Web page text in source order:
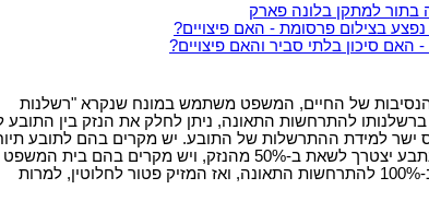
בתור למתקן בלונה פארק
נפצע בצילום פרסומת - האם פיצויים?
האם סיכון בלתי סביר והאם פיצויים?
הנסיבות של החיים, המשפט משתמש במונח שנקרא "רשלנות
להתרחשות התאונה, ניתן לחלק את הנזק בין התובע
ישר למידת ההתרשלות של התובע. יש מקרים בהם לתובע
50% רשלנות תורמת, ואז הנתבע יצטרך לשאת ב-50% מהנזק, ויש מקרים בהם בית המשפט
יכול לקבוע כי התובע תרם ב-100% להתרחשות התאונה, ואז המזיק פטור לחלוטין, למרות